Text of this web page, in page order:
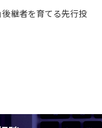
後継者を育てる先行投